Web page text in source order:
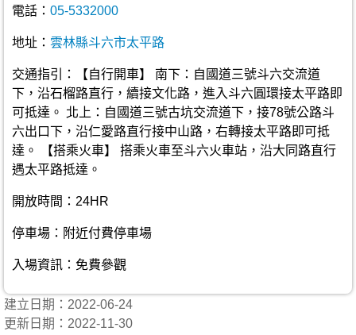
電話： 05-5332000
地址： 雲林縣斗六市太平路
交通指引：【自行開車】 南下：自國道三號斗六交流道
下，沿石榴路直行，續接文化路，進入斗六圓環接太平路即
可抵達。 北上：自國道三號古坑交流道下，接78號公路斗
六出口下，沿仁愛路直行接中山路，右轉接太平路即可抵
達。 【搭乘火車】 搭乘火車至斗六火車站，沿大同路直行
遇太平路抵達。
開放時間：24HR
停車場：附近付費停車場
入場資訊：免費參觀
建立日期：2022-06-24
更新日期：2022-11-30